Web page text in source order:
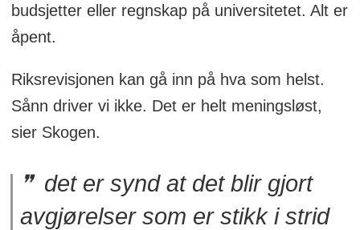
budsjetter eller regnskap på universitetet. Alt er
åpent.
Riksrevisjonen kan gå inn på hva som helst.
Sånn driver vi ikke. Det er helt meningsløst,
sier Skogen.
det er synd at det blir gjort
avgjørelser som er stikk i strid